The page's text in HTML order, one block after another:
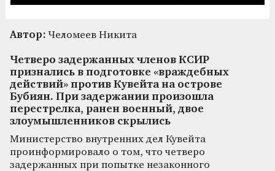
Автор: Челомеев Никита
Четверо задержанных членов КСИР
признались в подготовке «враждебных
действий» против Кувейта на острове
Бубиян. При задержании произошла
перестрелка, ранен военный, двое
злоумышленников скрылись
Министерство внутренних дел Кувейта
проинформировало о том, что четверо
задержанных при попытке незаконного